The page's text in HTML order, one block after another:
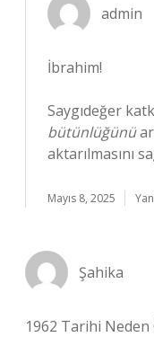
admin
İbrahim!
Saygıdeğer
bütünlüğünü
aktarılmasını
Mayıs 8, 2025
Şahika
1962 Tarihi